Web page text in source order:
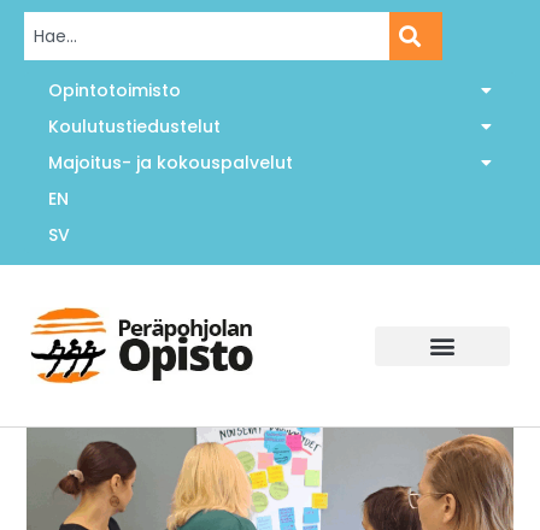
Opintotoimisto
Koulutustiedustelut
Majoitus- ja kokouspalvelut
EN
SV